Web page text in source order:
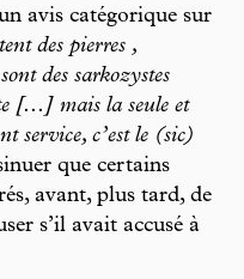
avis catégorique sur
des pierres ,
des sarkozystes
[...] mais la seule et
service, c’est le (sic)
que certains
avant, plus tard, de
s’il avait accusé à